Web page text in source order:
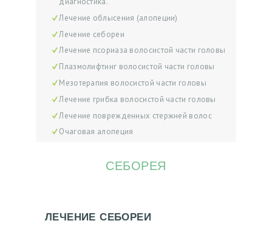
Лечение облысения (алопеции)
Лечение себореи
Лечение псориаза волосистой части головы
Плазмолифтинг волосистой части головы
Мезотерапия волосистой части головы
Лечение грибка волосистой части головы
Лечение поврежденных стержней волос
Очаговая алопеция
СЕБОРЕЯ
ЛЕЧЕНИЕ СЕБОРЕИ